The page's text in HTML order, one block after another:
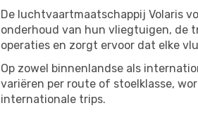
De luchtvaartmaatschappij Volaris
onderhoud van hun vliegtuigen, de
operaties en zorgt ervoor dat elke
Op zowel binnenlandse als
variëren per route of stoelklasse,
internationale trips.